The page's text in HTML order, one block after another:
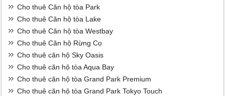
Cho thuê Căn hộ tòa Park
Cho thuê Căn hộ tòa Lake
Cho thuê Căn hộ tòa Westbay
Cho thuê Căn hộ Rừng Cọ
Cho thuê căn hộ Sky Oasis
Cho thuê căn hộ tòa Aqua Bay
Cho thuê căn hộ tòa Grand Park Premium
Cho thuê căn hộ tòa Grand Park Tokyo Touch